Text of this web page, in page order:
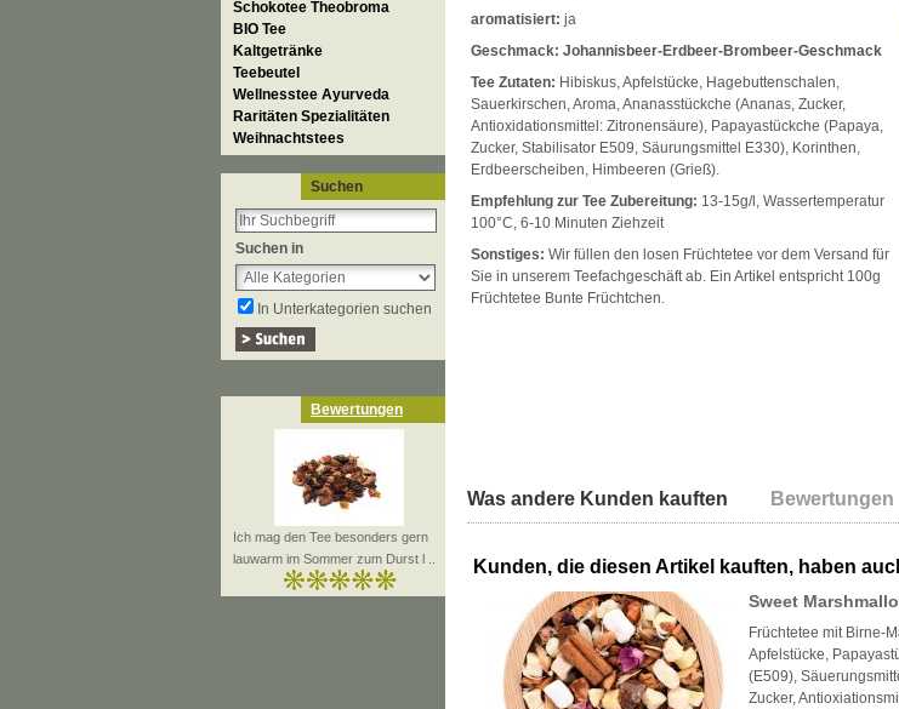
Schokotee Theobroma
BIO Tee
Kaltgetränke
Teebeutel
Wellnesstee Ayurveda
Raritäten Spezialitäten
Weihnachtstees
Suchen
Suchen in
In Unterkategorien suchen
Bewertungen
Ich mag den Tee besonders gern
lauwarm im Sommer zum Durst l ..
aromatisiert: ja
Geschmack: Johannisbeer-Erdbeer-Brombeer-Geschmack
Tee Zutaten: Hibiskus, Apfelstücke, Hagebuttenschalen,
Sauerkirschen, Aroma, Ananasstückche (Ananas, Zucker,
Antioxidationsmittel: Zitronensäure), Papayastückche (Papaya,
Zucker, Stabilisator E509, Säurungsmittel E330), Korinthen,
Erdbeerscheiben, Himbeeren (Grieß).
Empfehlung zur Tee Zubereitung: 13-15g/l, Wassertemperatur
100°C, 6-10 Minuten Ziehzeit
Sonstiges: Wir füllen den losen Früchtetee vor dem Versand für
Sie in unserem Teefachgeschäft ab. Ein Artikel entspricht 100g
Früchtetee Bunte Früchtchen.
Was andere Kunden kauften Bewertungen
Kunden, die diesen Artikel kauften, haben
Sweet
Früchtetee mit Birne-
Apfelstücke,
(E509),
Zucker,